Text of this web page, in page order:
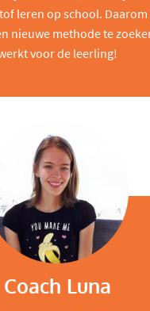
leren op school.
nieuwe methode te
voor de leerling!
Coach Luna